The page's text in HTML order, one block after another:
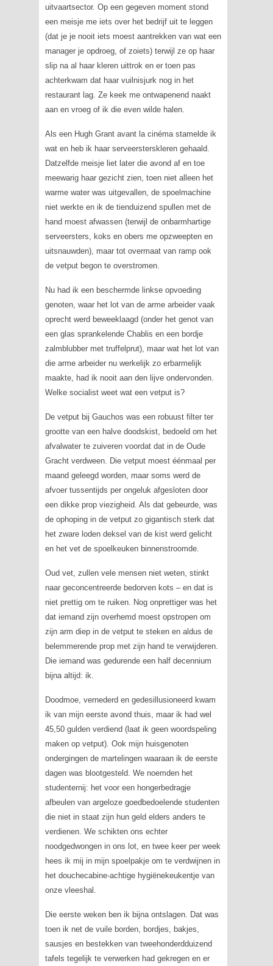
uitvaartsector. Op een gegeven moment stond
een meisje me iets over het bedrijf uit te leggen
(dat je je nooit iets moest aantrekken van wat een
manager je opdroeg, of zoiets) terwijl ze op haar
slip na al haar kleren uittrok en er toen pas
achterkwam dat haar vuilnisjurk nog in het
restaurant lag. Ze keek me ontwapenend naakt
aan en vroeg of ik die even wilde halen.
Als een Hugh Grant avant la cinémastamelde ik
wat en heb ik haar serveersterskleren gehaald.
Datzelfde meisje liet later die avond af en toe
meewarig haar gezicht zien, toen niet alleen het
warme water was uitgevallen, de spoelmachine
niet werkte en ik de tienduizend spullen met de
hand moest afwassen (terwijl de onbarmhartige
serveersters, koks en obers me opzweepten en
uitsnauwden), maar tot overmaat van ramp ook
de vetput begon te overstromen.
Nu had ik een beschermde linkse opvoeding
genoten, waar het lot van de arme arbeider vaak
oprecht werd beweeklaagd (onder het genot van
een glas sprankelende Chablis en een bordje
zalmblubber met truffelprut), maar wat het lot van
die arme arbeider nu werkelijk zo erbarmelijk
maakte, had ik nooit aan den lijve ondervonden.
Welke socialist weet wat een vetput is?
De vetput bij Gauchos was een robuust filter ter
grootte van een halve doodskist, bedoeld om het
afvalwater te zuiveren voordat dat in de Oude
Gracht verdween. Die vetput moest éénmaal per
maand geleegd worden, maar soms werd de
afvoer tussentijds per ongeluk afgesloten door
een dikke prop viezigheid. Als dat gebeurde, was
de ophoping in de vetput zo gigantisch sterk dat
het zware loden deksel van de kist werd gelicht
en het vet de spoelkeuken binnenstroomde.
Oud vet, zullen vele mensen niet weten, stinkt
naar geconcentreerde bedorven kots – en dat is
niet prettig om te ruiken. Nog onprettiger was het
dat iemand zijn overhemd moest opstropen om
zijn arm diep in de vetput te steken en aldus de
belemmerende prop met zijn hand te verwijderen.
Die iemand was gedurende een half decennium
bijna altijd: ik.
Doodmoe, vernederd en gedesillusioneerd kwam
ik van mijn eerste avond thuis, maar ik had wel
45,50 gulden verdiend (laat ik geen woordspeling
maken op vetput). Ook mijn huisgenoten
ondergingen de martelingen waaraan ik de eerste
dagen was blootgesteld. We noemden het
studenternij: het voor een hongerbedragje
afbeulen van argeloze goedbedoelende studenten
die niet in staat zijn hun geld elders anders te
verdienen. We schikten ons echter
noodgedwongen in ons lot, en twee keer per week
hees ik mij in mijn spoelpakje om te verdwijnen in
het douchecabine-achtige hygiënekeukentje van
onze vleeshal.
Die eerste weken ben ik bijna ontslagen. Dat was
toen ik net de vuile borden, bordjes, bakjes,
sausjes en bestekken van tweehonderdduizend
tafels tegelijk te verwerken had gekregen en er